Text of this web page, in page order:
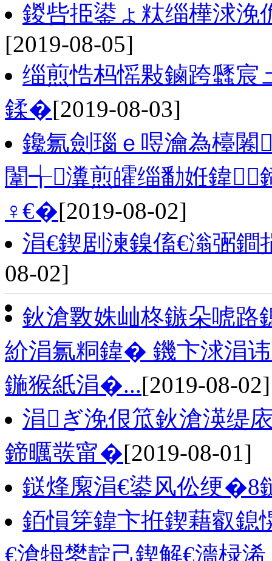
鍐呰挋鍙ょ粏缁樺浗
[2019-08-05]
缁煎悎杩愮敤鏀跨瓥宸
鍒�[2019-08-03]
鑱氱劍瑙ｅ喅瀹為檯闂
闈╅瀵煎皬缁勫姙鍏
♀€�[2019-08-02]
涓€鍥剧湅鎳傗€滃弻
08-02]
鈥滄斁姝屾柊鏃朵唬路
紒涓氱粡鍏� 鐖卞浗涓
鍦猴紙涓�...[2019-08-02]
涓ぎ浼佷笟鈥滄渶缇
鍗曞彂甯�[2019-08-01]
鎹烽緳涓€鍙风伀绠�8
銆愪笌鍏卞拰鍥藉叡鎴
€滄牳鐢靛己鍥解€濇椂